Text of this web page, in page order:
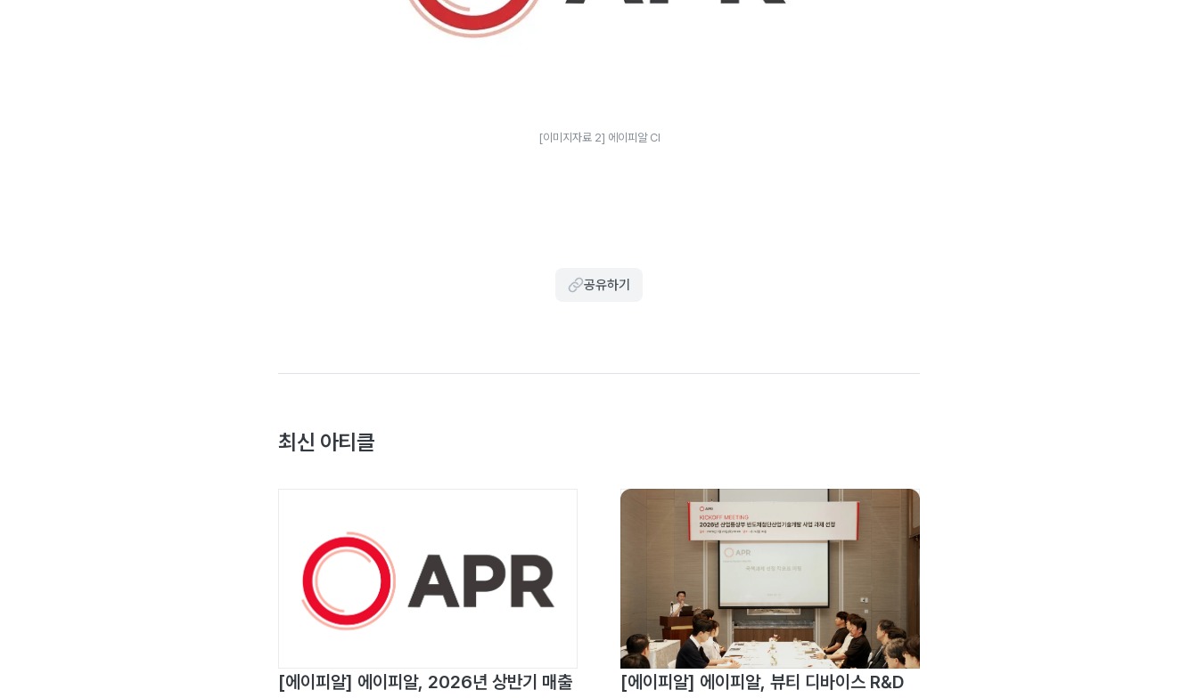
[이미지자료 2] 에이피알 CI
공유하기
최신 아티클
[에이피알] 에이피알, 2026년 상반기 매출
[에이피알] 에이피알, 뷰티 디바이스 R&D